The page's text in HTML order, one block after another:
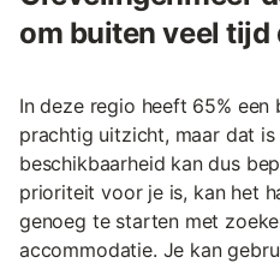
om buiten veel tijd
In deze regio heeft 65%
prachtig uitzicht, maar dat
beschikbaarheid kan dus
prioriteit voor je is, kan het
genoeg te starten met
accommodatie. Je kan